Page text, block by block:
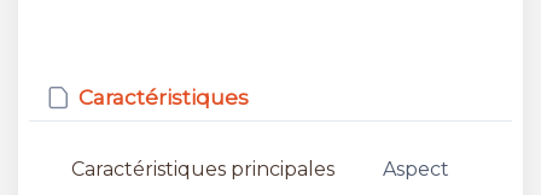
Caractéristiques
Caractéristiques principales Aspect